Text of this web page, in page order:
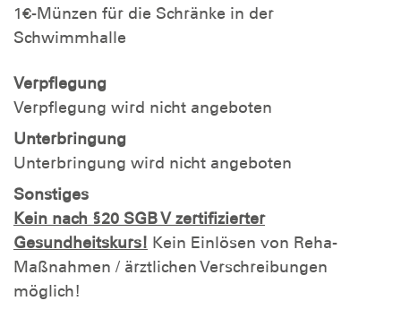
1€-Münzen für die Schränke in der
Schwimmhalle
Verpflegung
Verpflegung wird nicht angeboten
Unterbringung
Unterbringung wird nicht angeboten
Sonstiges
Kein nach §20 SGB V zertifizierter
Gesundheitskurs! Kein Einlösen von Reha-
Maßnahmen / ärztlichen Verschreibungen
möglich!